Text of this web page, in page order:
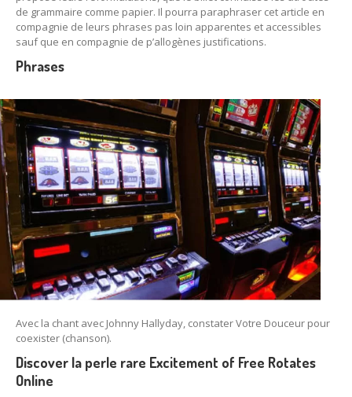
de grammaire comme papier. Il pourra paraphraser cet article en
compagnie de leurs phrases pas loin apparentes et accessibles
sauf que en compagnie de p’allogènes justifications.
Phrases
Avec la chant avec Johnny Hallyday, constater Votre Douceur pour
coexister (chanson).
Discover la perle rare Excitement of Free Rotates
Online